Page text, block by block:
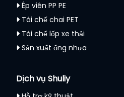
Ép viên PP PE
Tái chế chai PET
Tái chế lốp xe thải
Sản xuất ống nhựa
Dịch vụ Shuliy